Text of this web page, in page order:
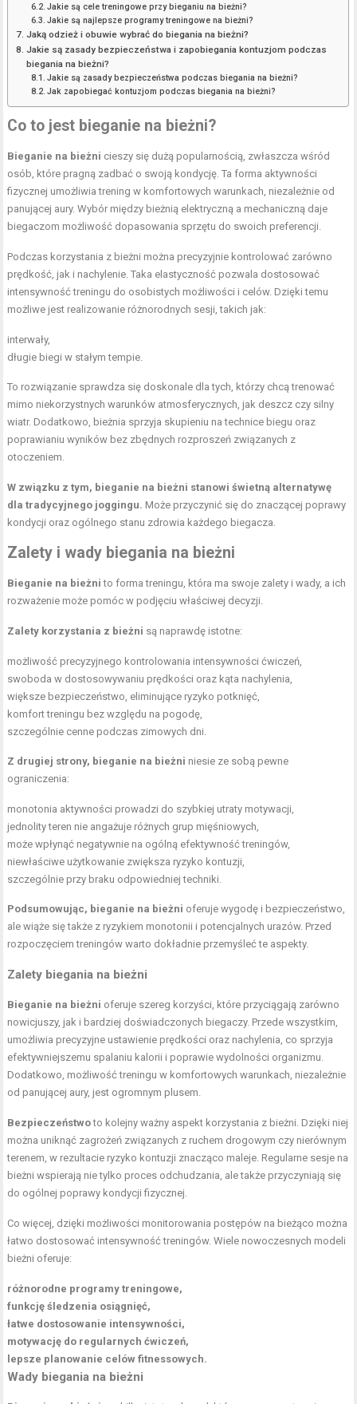
Jakie są cele treningowe przy bieganiu na bieżni?
Jakie są najlepsze programy treningowe na bieżni?
Jaką odzież i obuwie wybrać do biegania na bieżni?
Jakie są zasady bezpieczeństwa i zapobiegania kontuzjom podczas
biegania na bieżni?
Jakie są zasady bezpieczeństwa podczas biegania na bieżni?
Jak zapobiegać kontuzjom podczas biegania na bieżni?
Co to jest bieganie na bieżni?
Bieganie na bieżni cieszy się dużą popularnością, zwłaszcza wśród
osób, które pragną zadbać o swoją kondycję. Ta forma aktywności
fizycznej umożliwia trening w komfortowych warunkach, niezależnie od
panującej aury. Wybór między bieżnią elektryczną a mechaniczną daje
biegaczom możliwość dopasowania sprzętu do swoich preferencji.
Podczas korzystania z bieżni można precyzyjnie kontrolować zarówno
prędkość, jak i nachylenie. Taka elastyczność pozwala dostosować
intensywność treningu do osobistych możliwości i celów. Dzięki temu
możliwe jest realizowanie różnorodnych sesji, takich jak:
interwały,
długie biegi w stałym tempie.
To rozwiązanie sprawdza się doskonale dla tych, którzy chcą trenować
mimo niekorzystnych warunków atmosferycznych, jak deszcz czy silny
wiatr. Dodatkowo, bieżnia sprzyja skupieniu na technice biegu oraz
poprawianiu wyników bez zbędnych rozproszeń związanych z
otoczeniem.
W związku z tym, bieganie na bieżni stanowi świetną alternatywę
dla tradycyjnego joggingu. Może przyczynić się do znaczącej poprawy
kondycji oraz ogólnego stanu zdrowia każdego biegacza.
Zalety i wady biegania na bieżni
Bieganie na bieżni to forma treningu, która ma swoje zalety i wady, a ich
rozważenie może pomóc w podjęciu właściwej decyzji.
Zalety korzystania z bieżni są naprawdę istotne:
możliwość precyzyjnego kontrolowania intensywności ćwiczeń,
swoboda w dostosowywaniu prędkości oraz kąta nachylenia,
większe bezpieczeństwo, eliminujące ryzyko potknięć,
komfort treningu bez względu na pogodę,
szczególnie cenne podczas zimowych dni.
Z drugiej strony, bieganie na bieżni niesie ze sobą pewne
ograniczenia:
monotonia aktywności prowadzi do szybkiej utraty motywacji,
jednolity teren nie angażuje różnych grup mięśniowych,
może wpłynąć negatywnie na ogólną efektywność treningów,
niewłaściwe użytkowanie zwiększa ryzyko kontuzji,
szczególnie przy braku odpowiedniej techniki.
Podsumowując, bieganie na bieżni oferuje wygodę i bezpieczeństwo,
ale wiąże się także z ryzykiem monotonii i potencjalnych urazów. Przed
rozpoczęciem treningów warto dokładnie przemyśleć te aspekty.
Zalety biegania na bieżni
Bieganie na bieżni oferuje szereg korzyści, które przyciągają zarówno
nowicjuszy, jak i bardziej doświadczonych biegaczy. Przede wszystkim,
umożliwia precyzyjne ustawienie prędkości oraz nachylenia, co sprzyja
efektywniejszemu spalaniu kalorii i poprawie wydolności organizmu.
Dodatkowo, możliwość treningu w komfortowych warunkach, niezależnie
od panującej aury, jest ogromnym plusem.
Bezpieczeństwoto kolejny ważny aspekt korzystania z bieżni. Dzięki niej
można uniknąć zagrożeń związanych z ruchem drogowym czy nierównym
terenem, w rezultacie ryzyko kontuzji znacząco maleje. Regularne sesje na
bieżni wspierają nie tylko proces odchudzania , ale także przyczyniają się
do ogólnej poprawy kondycji fizycznej.
Co więcej, dzięki możliwości monitorowania postępów na bieżąco można
łatwo dostosować intensywność treningów. Wiele nowoczesnych modeli
bieżni oferuje:
różnorodne programy treningowe,
funkcję śledzenia osiągnięć,
łatwe dostosowanie intensywności,
motywację do regularnych ćwiczeń,
lepsze planowanie celów fitnessowych.
Wady biegania na bieżni